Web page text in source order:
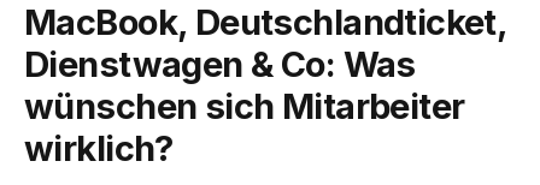
MacBook, Deutschlandticket,
Dienstwagen & Co: Was
wünschen sich Mitarbeiter
wirklich?